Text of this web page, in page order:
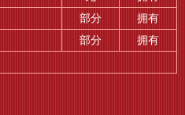
部分
拥有
部分
拥有